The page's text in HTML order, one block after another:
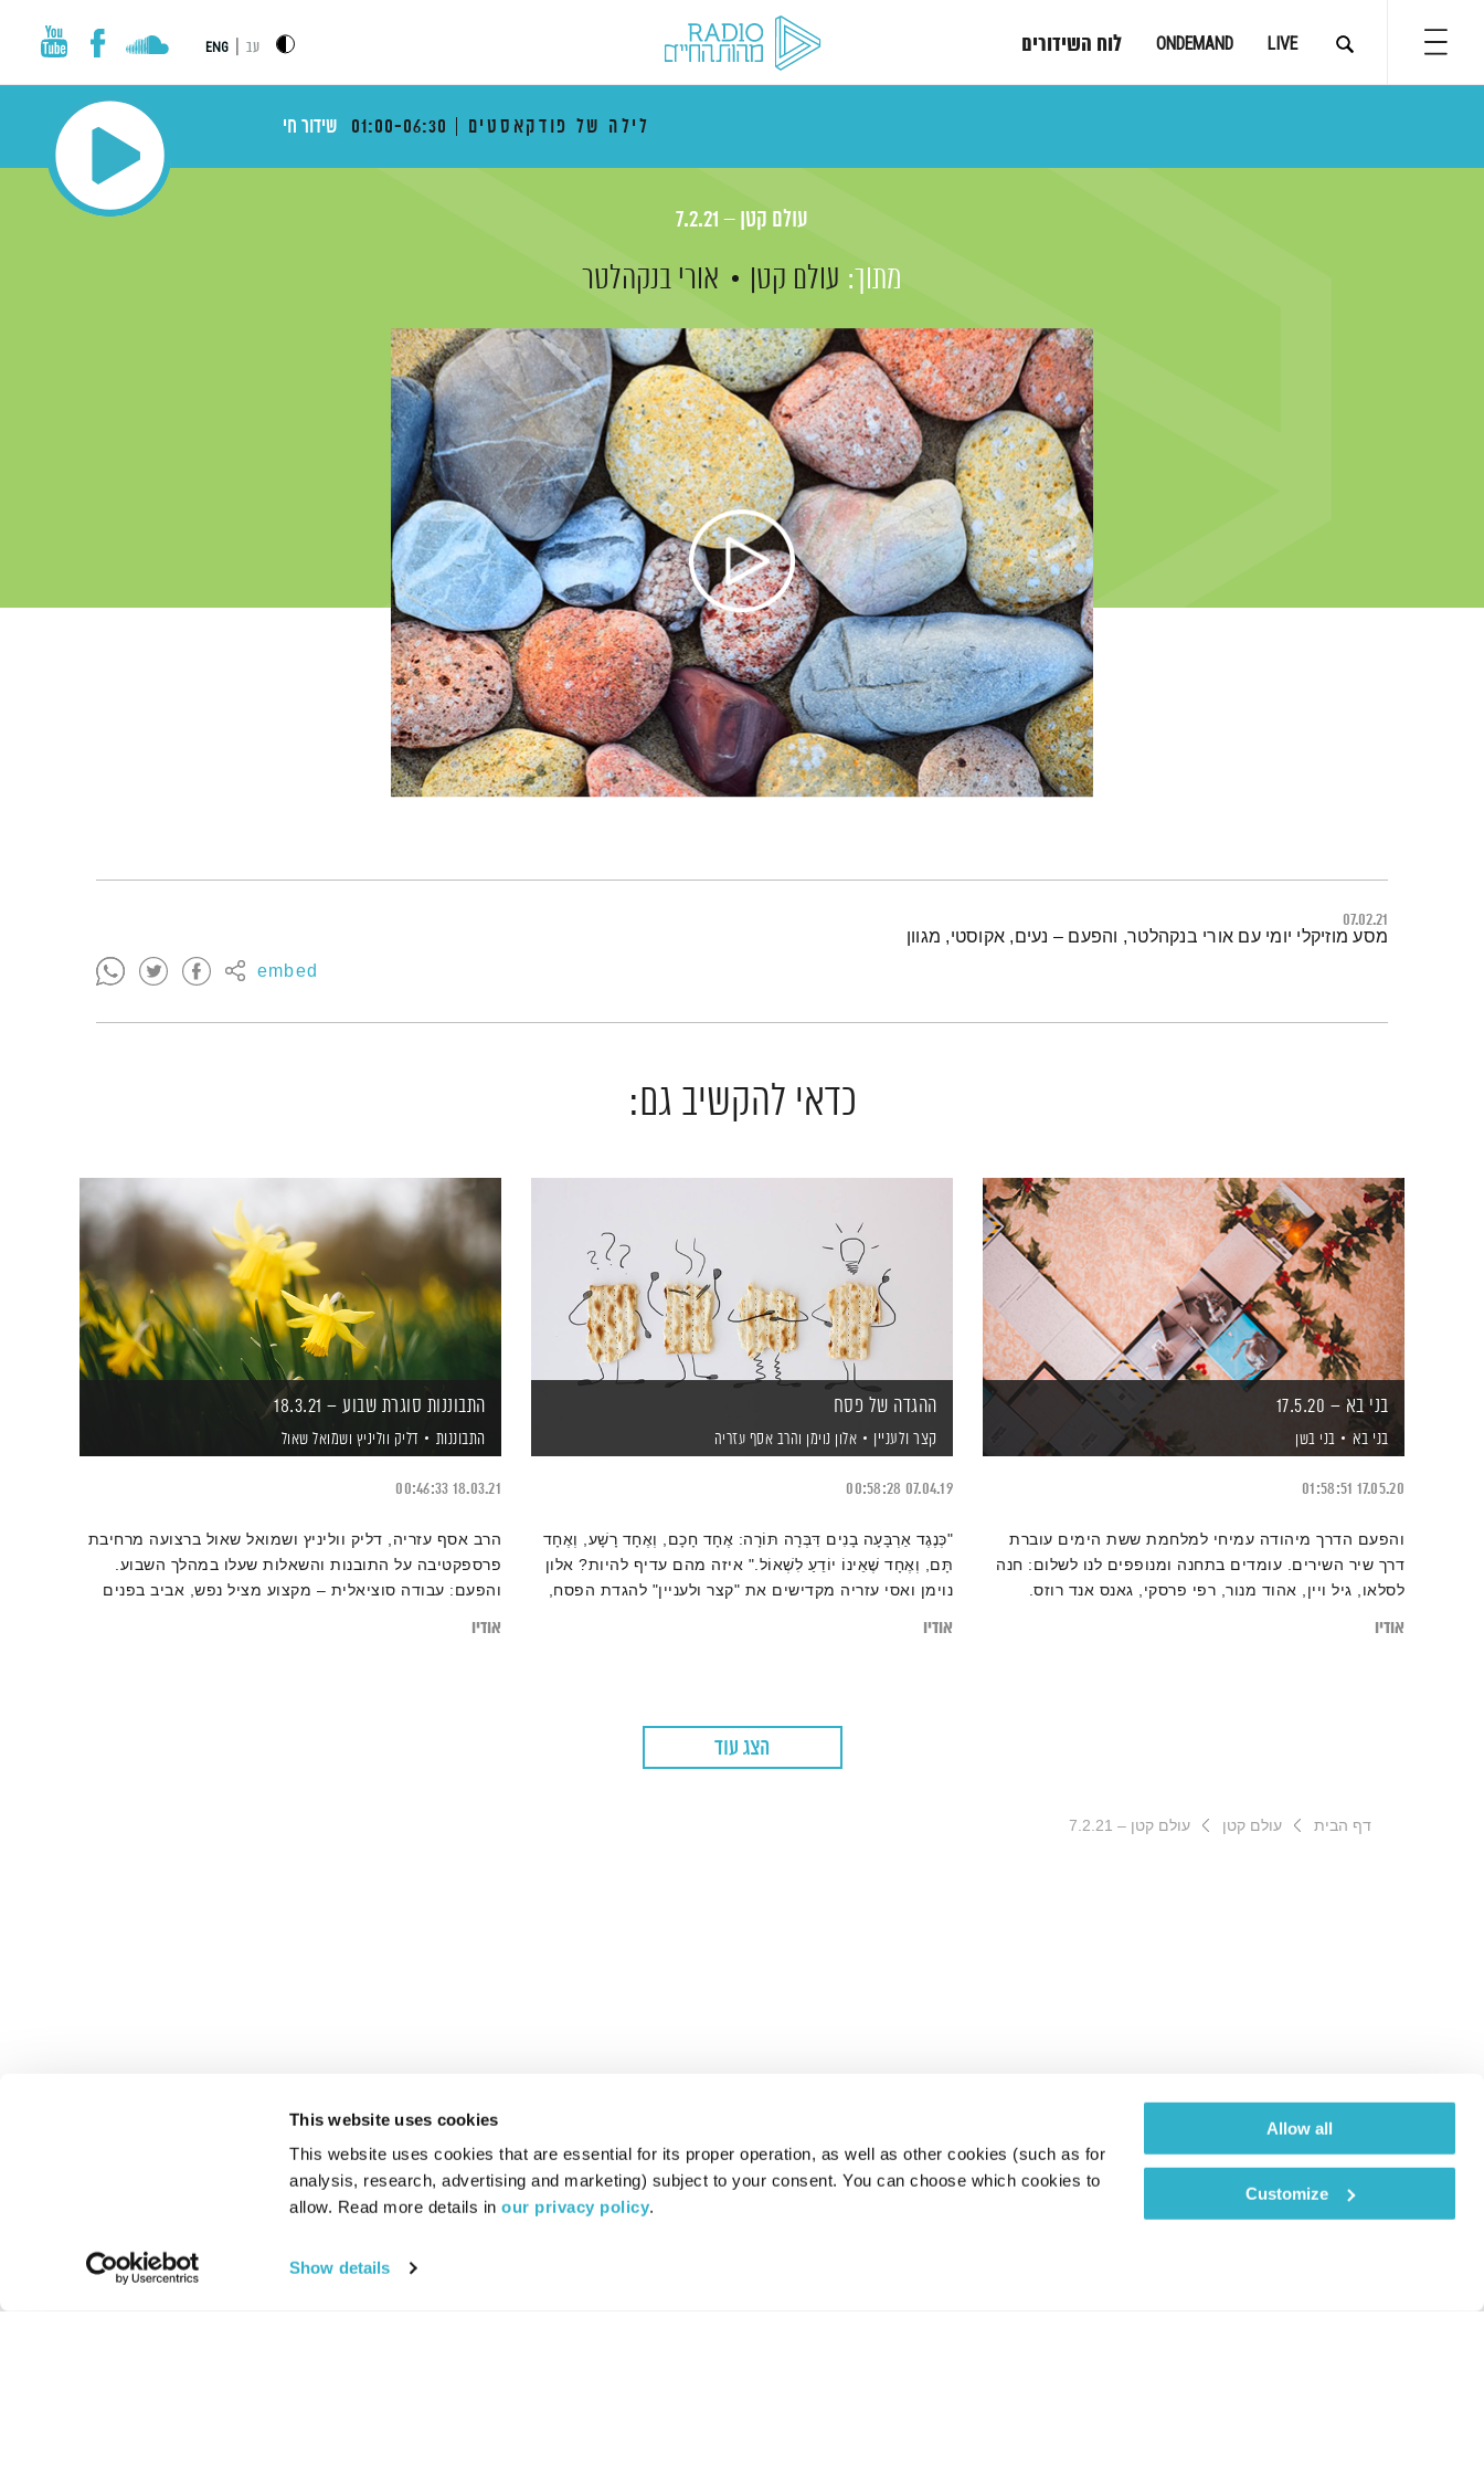
This website uses cookies
This website uses cookies that are essential for its proper operation, as well as other cookies (such as for
analysis, research, advertising and marketing) subject to your consent. You can choose which cookies to
allow. Read more details in our privacy policy.
Show details
Allow all
Customize
LIVE
ONDEMAND לוח השידורים עב ENG
לילה של פודקאסטים 01:00-06:30 שידור חי
עולם קטן – 7.2.21
מתוך: עולם קטן אורי בנקהלטר
07.02.21
embed
תמצית הפודקאסט
מסע מוזיקלי יומי עם אורי בנקהלטר, והפעם – נעים, אקוסטי, מגוון
כדאי להקשיב גם:
בני בא – 17.5.20
בני בא בני בשן
17.05.20
01:58:51
והפעם הדרך מיהודה עמיחי למלחמת ששת הימים עוברת
דרך שיר השירים. עומדים בתחנה ומנופפים לנו לשלום: חנה
לסלאו, גיל ויין, אהוד מנור, רפי פרסקי, גאנס אנד רוזס.
אודיו
ההגדה של פסח
קצר ולעניין אלון נוימן והרב אסף עזריה
07.04.19
00:58:28
"כְּנֶגֶד אַרְבָּעָה בָנִים דִּבְּרָה תּוֹרָה: אֶחָד חָכָם, וְאֶחָד רָשָׁע, וְאֶחָד
תָּם, וְאֶחָד שֶׁאֵינוֹ יוֹדֵעַ לִשְׁאוֹל." איזה מהם עדיף להיות? אלון
נוימן ואסי עזריה מקדישים את "קצר ולעניין" להגדת הפסח,
אודיו
התבוננות סוגרת שבוע – 18.3.21
התבוננות דליק ווליניץ ושמואל שאול
18.03.21
00:46:33
הרב אסף עזריה, דליק ווליניץ ושמואל שאול ברצועה מרחיבת
פרספקטיבה על התובנות והשאלות שעלו במהלך השבוע.
והפעם: עבודה סוציאלית – מקצוע מציל נפש, אביב בפנים
אודיו
הצג עוד
דף הבית עולם קטן עולם קטן – 7.2.21